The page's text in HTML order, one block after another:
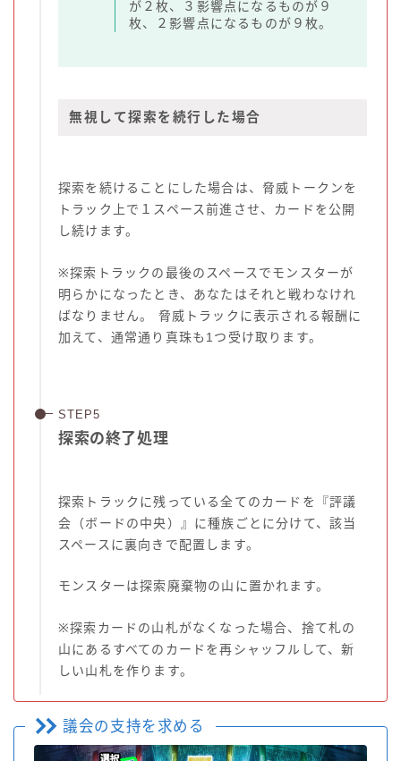
が２枚、３影響点になるものが９
枚、２影響点になるものが９枚。
無視して探索を続行した場合
探索を続けることにした場合は、脅威トークンを
トラック上で１スペース前進させ、カードを公開
し続けます。
※探索トラックの最後のスペースでモンスターが
明らかになったとき、あなたはそれと戦わなけれ
ばなりません。 脅威トラックに表示される報酬に
加えて、通常通り真珠も1つ受け取ります。
探索の終了処理
探索トラックに残っている全てのカードを『評議
会（ボードの中央）』に種族ごとに分けて、該当
スペースに裏向きで配置します。
モンスターは探索廃棄物の山に置かれます。
※探索カードの山札がなくなった場合、捨て札の
山にあるすべてのカードを再シャッフルして、新
しい山札を作ります。
議会の支持を求める